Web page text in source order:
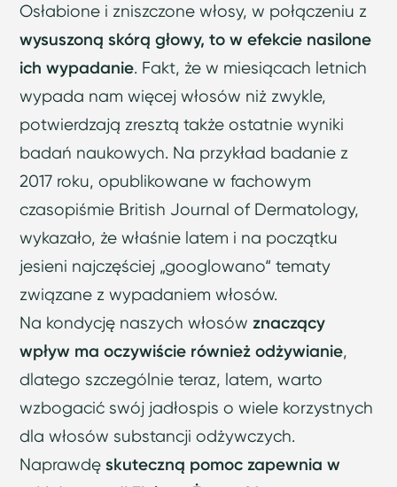
Osłabione i zniszczone włosy, w połączeniu z
wysuszoną skórą głowy, to w efekcie nasilone
ich wypadanie. Fakt, że w miesiącach letnich
wypada nam więcej włosów niż zwykle,
potwierdzają zresztą także ostatnie wyniki
badań naukowych. Na przykład badanie z
2017 roku, opublikowane w fachowym
czasopiśmie British Journal of Dermatology,
wykazało, że właśnie latem i na początku
jesieni najczęściej „googlowano“ tematy
związane z wypadaniem włosów.
Na kondycję naszych włosów znaczący
wpływ ma oczywiście również odżywianie,
dlatego szczególnie teraz, latem, warto
wzbogacić swój jadłospis o wiele korzystnych
dla włosów substancji odżywczych.
Naprawdęskuteczną pomoc zapewnia w